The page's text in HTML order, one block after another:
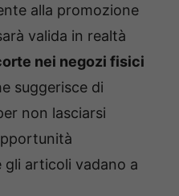
alla promozione
valida in realtà
nei negozi fisici
suggerisce di
non lasciarsi
articoli vadano a